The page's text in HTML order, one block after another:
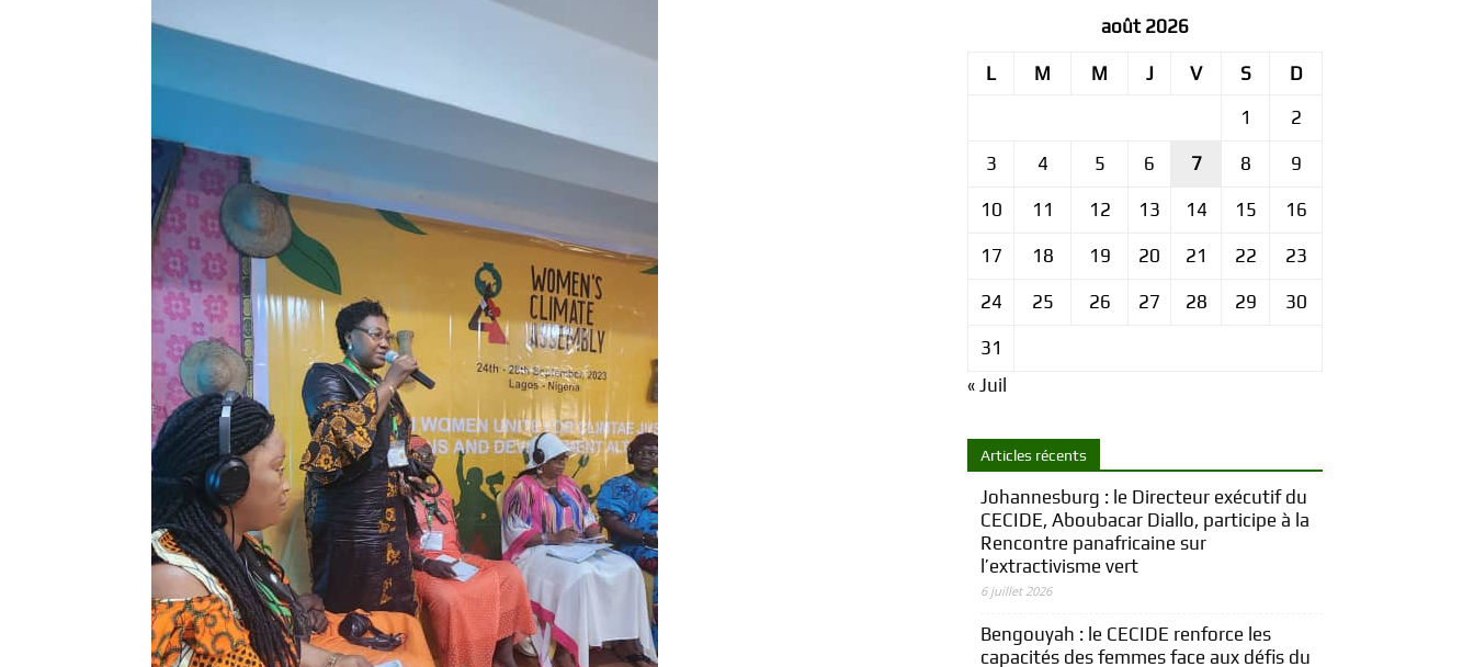
août 2026
L M M J V S
D
1
2
3 4 5 6 7 8 9
10 11 12 13 14 15 16
17 18 19 20 21 22 23
24 25 26 27 28 29 30
31
« Juil
Articles récents
Johannesburg : le Directeur exécutif du
CECIDE, Aboubacar Diallo, participe à la
Rencontre panafricaine sur
l’extractivisme vert
6 juillet 2026
Bengouyah : le CECIDE renforce les
capacités des femmes face aux défis du